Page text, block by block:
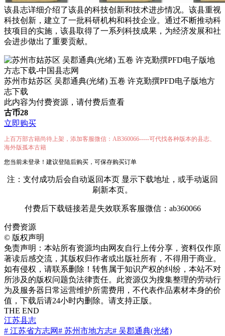
该县志详细介绍了该县的科技创新和技术进步情况。该县重视
科技创新，建立了一批科研机构和科技企业。通过不断推动科
技项目的实施，该县取得了一系列科技成果，为经济发展和社
会进步做出了重要贡献。
苏州市姑苏区 吴郡通典(光绪) 五卷 许克勤撰PFD电子版地方
志下载
此内容为付费资源，请付费后查看
古币28
立即购买
上百万部古籍尚待上架，添加客服微信：AB360066-----可代找各种版本的县志、
海外版孤本古籍
您当前未登录！建议登陆后购买，可保存购买订单
注：支付成功后会自动返回本页 显示下载地址，或手动返回
刷新本页。
付费后下载链接若是失效联系客服微信：ab360066
付费资源
© 版权声明
免责声明：本站所有资源均由网友自行上传分享，资料仅作原
著读后感交流，其版权归作者或出版社所有，不得用于商业。
如有侵权，请联系删除！转售属于知识产权的纠纷，本站不对
所涉及的版权问题负法律责任。此资源仅为搜集整理的劳动行
为及服务器日常运营维护所需费用，不代表作品素材本身的价
值，下载后请24小时内删除。请支持正版。
THE END
江苏县志
# 江苏省方志网# 苏州市地方志# 吴郡通典(光绪)